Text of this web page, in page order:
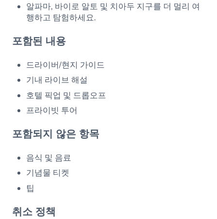
알파마, 바이로 알토 및 치아두 지구를 더 멀리 여
행하고 탐험하세요.
포함된 내용
드라이버/현지 가이드
기내 라이브 해설
호텔 픽업 및 드롭오프
프라이빗 투어
포함되지 않은 항목
음식 및 음료
기념물 티켓
팁
취소 정책